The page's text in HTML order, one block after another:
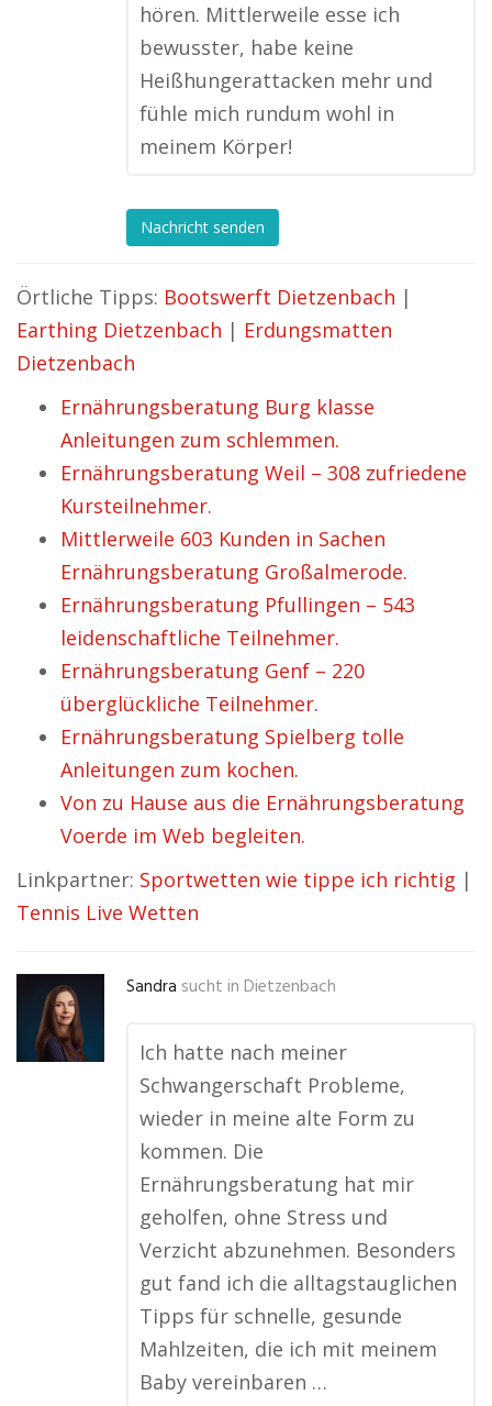
hören. Mittlerweile esse ich
bewusster, habe keine
Heißhungerattacken mehr und
fühle mich rundum wohl in
meinem Körper!
Nachricht senden
Örtliche Tipps: Bootswerft Dietzenbach |
Earthing Dietzenbach | Erdungsmatten
Dietzenbach
Ernährungsberatung Burg klasse
Anleitungen zum schlemmen.
Ernährungsberatung Weil – 308 zufriedene
Kursteilnehmer.
Mittlerweile 603 Kunden in Sachen
Ernährungsberatung Großalmerode.
Ernährungsberatung Pfullingen – 543
leidenschaftliche Teilnehmer.
Ernährungsberatung Genf – 220
überglückliche Teilnehmer.
Ernährungsberatung Spielberg tolle
Anleitungen zum kochen.
Von zu Hause aus die Ernährungsberatung
Voerde im Web begleiten.
Linkpartner: Sportwetten wie tippe ich richtig |
Tennis Live Wetten
Sandra sucht in Dietzenbach
Ich hatte nach meiner
Schwangerschaft Probleme,
wieder in meine alte Form zu
kommen. Die
Ernährungsberatung hat mir
geholfen, ohne Stress und
Verzicht abzunehmen. Besonders
gut fand ich die alltagstauglichen
Tipps für schnelle, gesunde
Mahlzeiten, die ich mit meinem
Baby vereinbaren …